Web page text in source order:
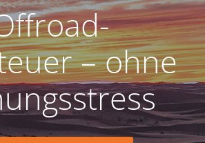
– ohne